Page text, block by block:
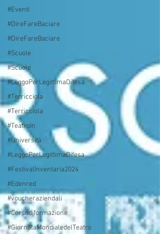
#Eventi
#DireFareBaciare
#DireFareBaciare
#Scuole
#Scuole
#LeggoPerLegittimaDifesa
#Terricciola
#Terricciola
#TeatroIn
#Università
#LeggoPerLegittimaDifesa
#FestivalInventaria2024
#Edenred
#voucheraziendali
#Corsodiformazione
#GiornataMondialedelTeatro